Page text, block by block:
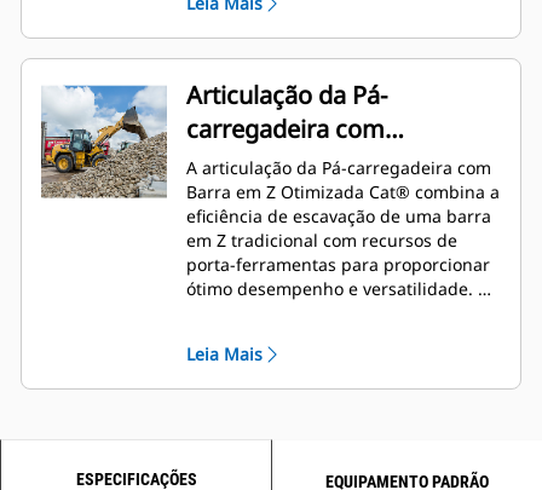
que permite que a máquina seja
ajustada exatamente da maneira
pretendida com base na aplicação.
Articulação da Pá-
carregadeira com
Levantamento Paralelo
A articulação da Pá-carregadeira com
Barra em Z Otimizada Cat® combina a
eficiência de escavação de uma barra
em Z tradicional com recursos de
porta-ferramentas para proporcionar
ótimo desempenho e versatilidade. As
trabalho ajudam você a manusear
cargas de modo seguro e confiável
Leia Mais
ESPECIFICAÇÕES EQUIPAMENTO PADRÃO